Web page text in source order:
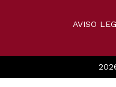
AVISO